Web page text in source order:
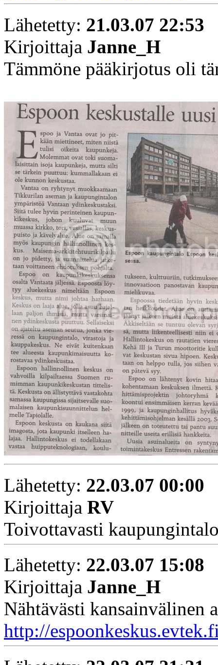
Lähetetty: 21.03.07 22:53
Kirjoittaja Janne_H
Tämmöne pääkirjotus oli
Lähetetty: 22.03.07 00:00
Kirjoittaja RV
Toivottavasti kaupungintalo
Lähetetty: 22.03.07 15:08
Kirjoittaja Janne_H
Nähtävästi
http://